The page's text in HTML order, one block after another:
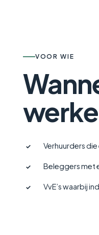
VOOR WIE
✓ Verhuurders
✓ Beleggers met
✓ VvE’s waarbij